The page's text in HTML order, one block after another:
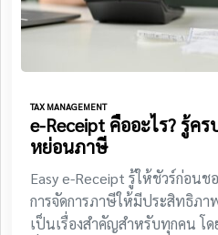
TAX MANAGEMENT
e-Receipt คืออะไร? รู้ค
หย่อนภาษี
Easy e-Receipt รู้ให้ชัวร์ก่อน
การจัดการภาษีให้มีประสิทธิภา
เป็นเรื่องสำคัญสำหรับทุกคน โ